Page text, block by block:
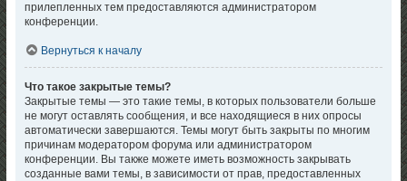
прилепленных тем предоставляются администратором
конференции.
Вернуться к началу
Что такое закрытые темы?
Закрытые темы — это такие темы, в которых пользователи больше
не могут оставлять сообщения, и все находящиеся в них опросы
автоматически завершаются. Темы могут быть закрыты по многим
причинам модератором форума или администратором
конференции. Вы также можете иметь возможность закрывать
созданные вами темы, в зависимости от прав, предоставленных